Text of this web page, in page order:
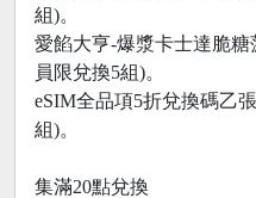
組)。
愛餡大亨-爆漿卡士達脆糖
員限兌換5組)。
eSIM全品項5折兌換碼乙
組)。
集滿20點兌換